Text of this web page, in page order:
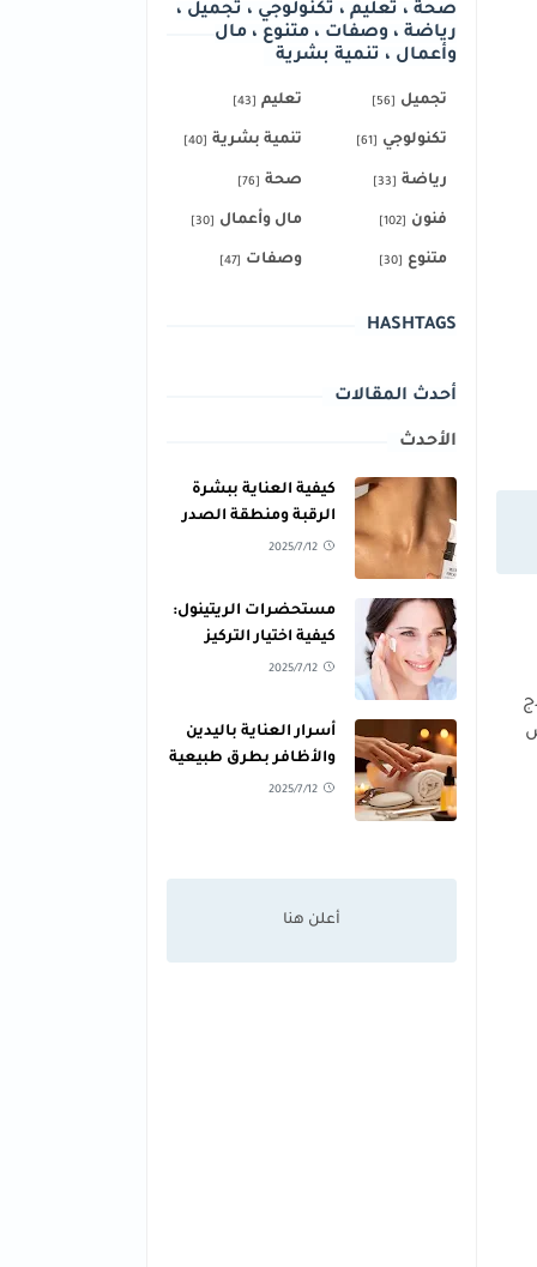
صحة ، تعليم ، تكنولوجي ، تجميل ،
رياضة ، وصفات ، متنوع ، مال
وأعمال ، تنمية بشرية
تجميل [56] تعليم [43]
تكنولوجي [61] تنمية بشرية [40]
رياضة [33] صحة [76]
فنون [102] مال وأعمال [30]
متنوع [30] وصفات [47]
HASHTAGS
أحدث المقالات
الأحدث
كيفية العناية ببشرة
الرقبة ومنطقة الصدر
للحفاظ على نعومتها
2025/7/12
مستحضرات الريتينول:
كيفية اختيار التركيز
المناسب لبشرتك
2025/7/12
أسرار العناية باليدين
والأظافر بطرق طبيعية
2025/7/12